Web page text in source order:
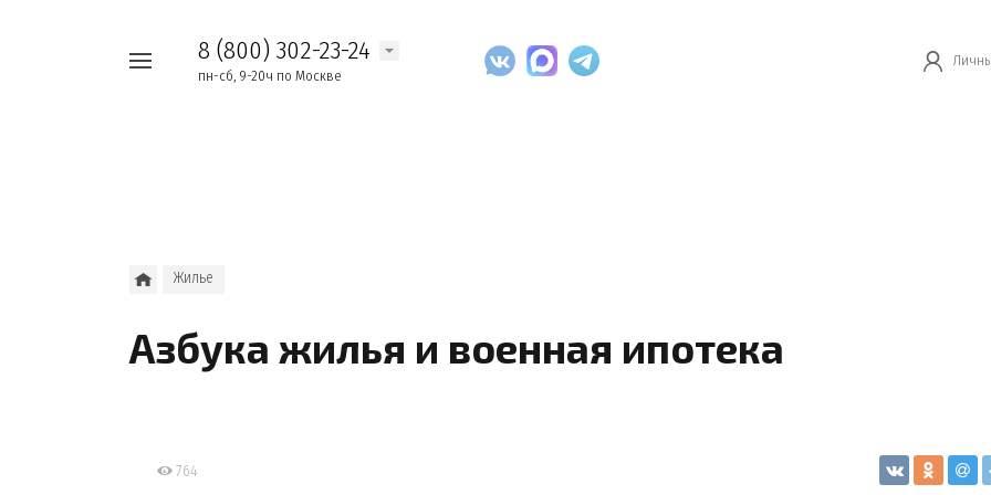
8 (800) 302-23-24
пн-сб, 9-20ч по Москве
Жилье
Азбука жилья и военная ипотека
764